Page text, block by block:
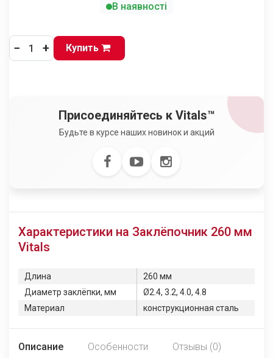
В наявності
− + Купить
Присоединяйтесь к Vitals™
Будьте в курсе наших новинок и акций
Характеристики на Заклёпочник 260 мм
Vitals
Длина
260 мм
Диаметр заклёпки, мм
Ø2.4, 3.2, 4.0, 4.8
Материал
конструкционная сталь
Описание Особенности Отзывы (0)